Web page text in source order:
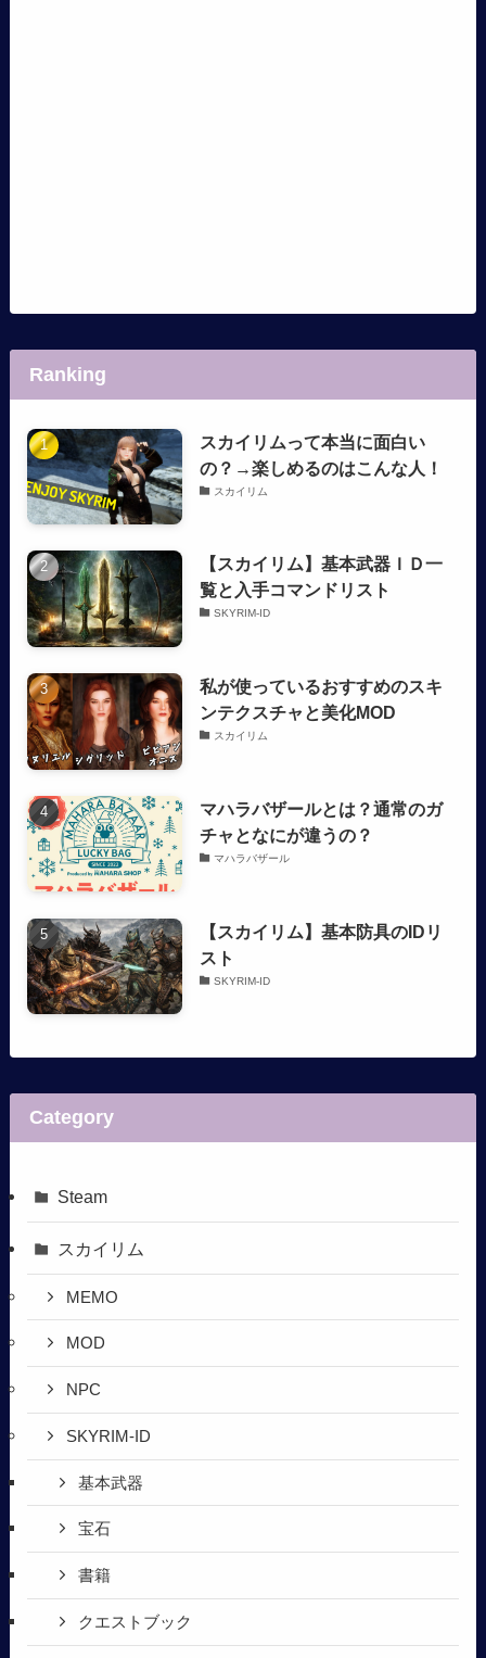
Ranking
スカイリムって本当に面白い
の？→楽しめるのはこんな人！
スカイリム
【スカイリム】基本武器ＩＤ一
覧と入手コマンドリスト
SKYRIM-ID
私が使っているおすすめのスキ
ンテクスチャと美化MOD
スカイリム
マハラバザールとは？通常のガ
チャとなにが違うの？
マハラバザール
【スカイリム】基本防具のIDリ
スト
SKYRIM-ID
Category
Steam
スカイリム
MEMO
MOD
NPC
SKYRIM-ID
基本武器
宝石
書籍
クエストブック